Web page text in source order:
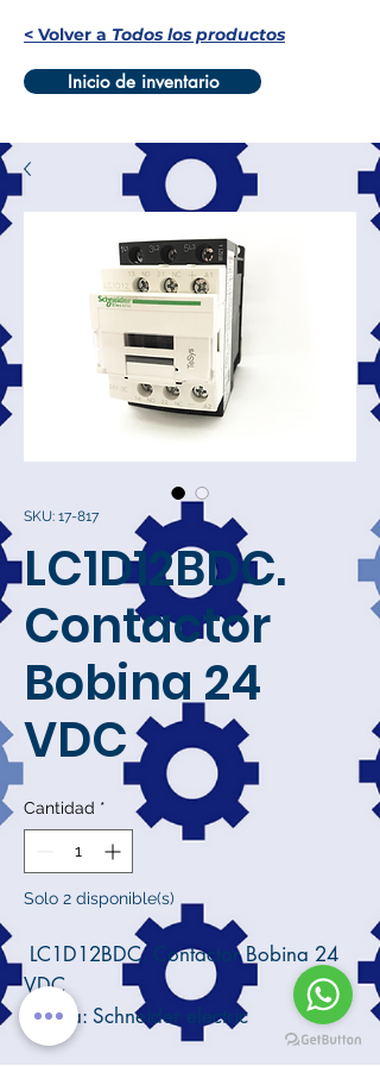
< Volver a Todos los productos
Inicio de inventario
SKU: 17-817
LC1D12BDC.
Contactor
Bobina 24
VDC
Cantidad *
Solo 2 disponible(s)
LC1D12BDC. Contactor Bobina 24
VDC
Marca: Schneider electric